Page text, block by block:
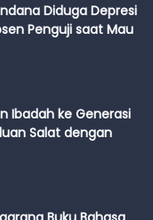
Diduga Depresi
Penguji saat Mau
Ibadah ke Generasi
Salat dengan